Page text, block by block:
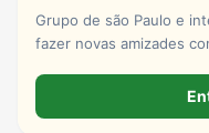
Grupo de são Paulo e
fazer novas amizades